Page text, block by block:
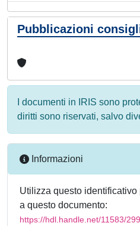
Pubblicazioni
I documenti in IRIS sono
diritti sono riservati, salvo
Informazioni
Utilizza questo
a questo documento:
https://hdl.handle.net/11583/